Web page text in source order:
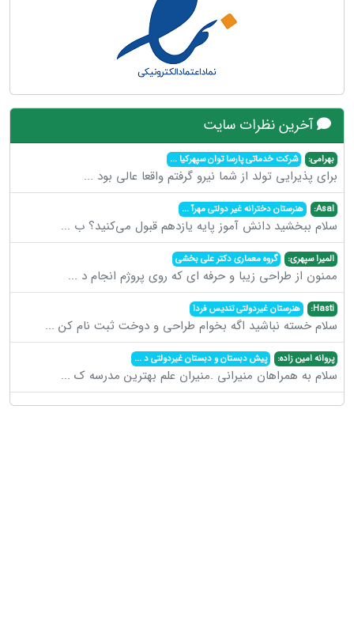
آخرین نظرات سایت
بهرامی: شرکت خدماتی پارسا توان سپهرکیا ...
برای پذیرایی تولد از شما نیرو گرفتم واقعا عالی بود ...
Asal: هنرستان دخترانه غیر دولتی مهرآ...
سلام ببخشید دانش آموز پایه یازدهم قبول می‌کنید؟ ب ...
المیرا سپهری: گروه معماری دکتر علی بخشی
ممنون از طراحی زیبا و حرفه ای که روی پروژم انجام د ...
Hasti: هنرستان غیردولتی تندیس فردا
سلام خسته نباشید اگه بخوام طراحی و دوخت ثبت نام کن ...
پروانه امین زاده: پیش دبستان و دبستان غیردولتی د...
سلام به همراهان منیرانی .منیران علم بهترین مدرسه ک ...